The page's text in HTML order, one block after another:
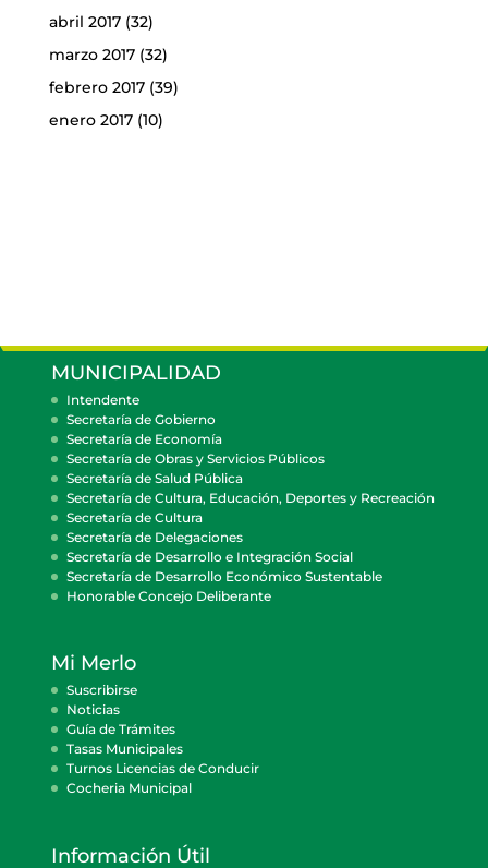
abril 2017(32)
marzo 2017(32)
febrero 2017(39)
enero 2017(10)
MUNICIPALIDAD
Intendente
Secretaría de Gobierno
Secretaría de Economía
Secretaría de Obras y Servicios Públicos
Secretaría de Salud Pública
Secretaría de Cultura, Educación, Deportes y Recreación
Secretaría de Cultura
Secretaría de Delegaciones
Secretaría de Desarrollo e Integración Social
Secretaría de Desarrollo Económico Sustentable
Honorable Concejo Deliberante
Mi Merlo
Suscribirse
Noticias
Guía de Trámites
Tasas Municipales
Turnos Licencias de Conducir
Cocheria Municipal
Información Útil